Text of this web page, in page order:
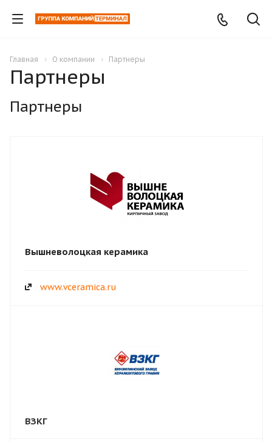
Главная О компании Партнеры
Партнеры
Партнеры
Вышневолоцкая керамика
www.vceramica.ru
ВЗКГ